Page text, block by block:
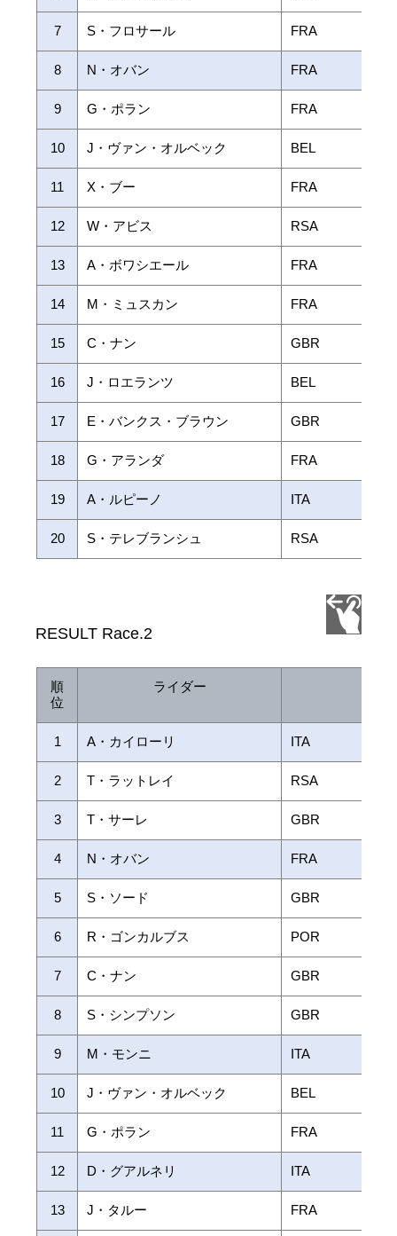
7 S・フロサール FRA
8 N・オバン FRA
9 G・ポラン FRA
10 J・ヴァン・オルベック BEL
11 X・ブー FRA
12 W・アビス RSA
13 A・ボワシエール FRA
14 M・ミュスカン FRA
15 C・ナン GBR
16 J・ロエランツ BEL
17 E・バンクス・ブラウン GBR
18 G・アランダ FRA
19 A・ルピーノ ITA
20 S・テレブランシュ RSA
RESULT Race.2
順
位
ライダー
1 A・カイローリ ITA
2 T・ラットレイ RSA
3 T・サーレ GBR
4 N・オバン FRA
5 S・ソード GBR
6 R・ゴンカルブス POR
7 C・ナン GBR
8 S・シンプソン GBR
9 M・モンニ ITA
10 J・ヴァン・オルベック BEL
11 G・ポラン FRA
12 D・グアルネリ ITA
13 J・タルー FRA